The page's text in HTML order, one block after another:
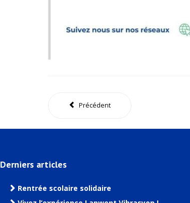
Précédent
Derniers articles
Rentrée scolaire solidaire